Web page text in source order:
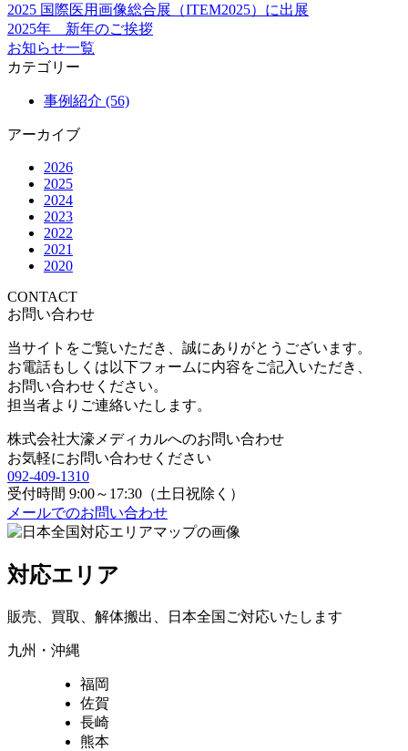
2025 国際医用画像総合展（ITEM2025）に出展
2025年 新年のご挨拶
お知らせ一覧
カテゴリー
事例紹介 (56)
アーカイブ
2026
2025
2024
2023
2022
2021
2020
CONTACT
お問い合わせ
当サイトをご覧いただき、誠にありがとうございます。
お電話もしくは以下フォームに内容をご記入いただき、
お問い合わせください。
担当者よりご連絡いたします。
株式会社大濠メディカルへのお問い合わせ
お気軽にお問い合わせください
092-409-1310
受付時間 9:00～17:30（土日祝除く）
メールでのお問い合わせ
対応エリア
販売、買取、解体搬出、日本全国ご対応いたします
九州・沖縄
福岡
佐賀
長崎
熊本